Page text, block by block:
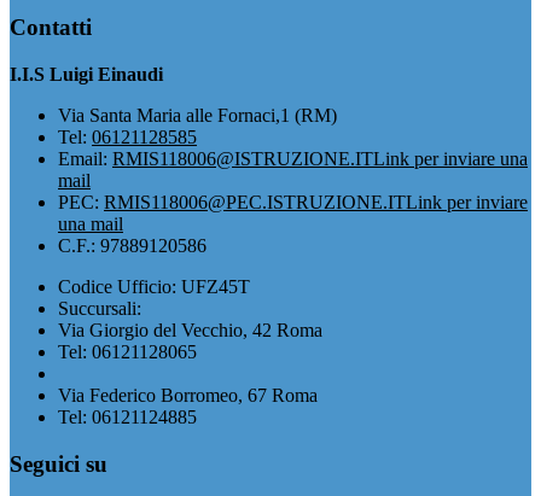
Contatti
I.I.S Luigi Einaudi
Via Santa Maria alle Fornaci,1 (RM)
Tel: 06121128585
Email: RMIS118006@ISTRUZIONE.ITLink per inviare una
mail
PEC: RMIS118006@PEC.ISTRUZIONE.ITLink per inviare
una mail
C.F.: 97889120586
Codice Ufficio: UFZ45T
Succursali:
Via Giorgio del Vecchio, 42 Roma
Tel: 06121128065
Via Federico Borromeo, 67 Roma
Tel: 06121124885
Seguici su